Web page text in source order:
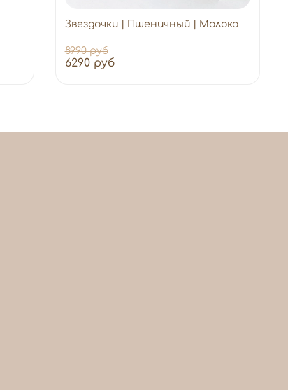
Звездочки | Пшеничный | Молоко
8990 руб
6290 руб